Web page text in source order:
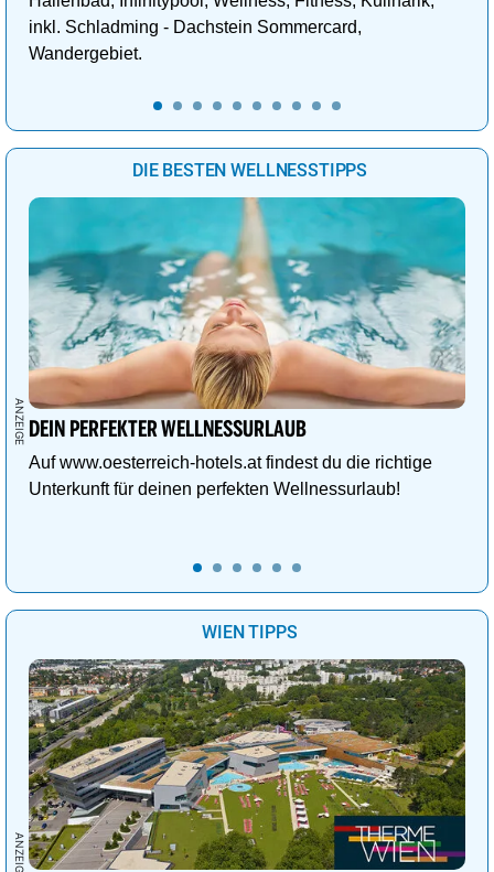
inkl. Schladming - Dachstein Sommercard,
Wandergebiet.
DIE BESTEN WELLNESSTIPPS
DEIN PERFEKTER WELLNESSURLAUB
Auf www.oesterreich-hotels.at findest du die richtige
Unterkunft für deinen perfekten Wellnessurlaub!
WIEN TIPPS